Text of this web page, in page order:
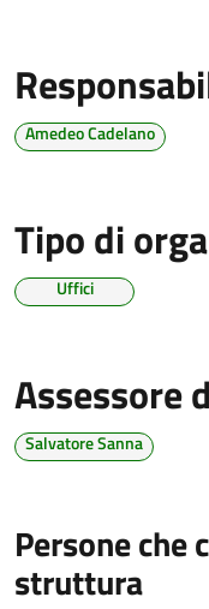
Amedeo Cadelano
Tipo di
Uffici
Assessore
Salvatore Sanna
Persone che
struttura